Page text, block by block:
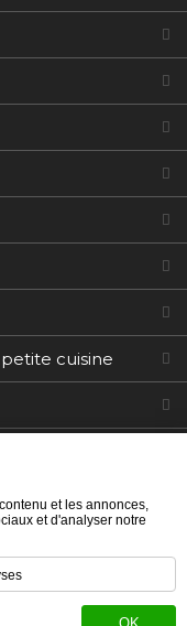
cuisine
et les annonces,
et d'analyser notre